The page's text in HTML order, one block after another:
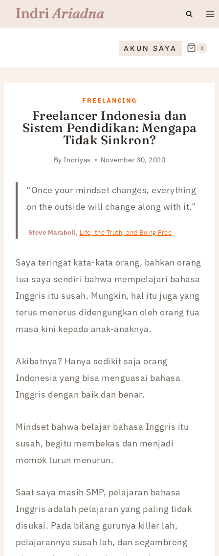
Skip
AKUN SAYA 0
FREELANCING
Freelancer Indonesia dan
Sistem Pendidikan: Mengapa
Tidak Sinkron?
By Indriyas November 30, 2020
“Once your mindset changes, everything
on the outside will change along with it.”
Steve Maraboli, Life, the Truth, and Being Free
Saya teringat kata-kata orang, bahkan orang
tua saya sendiri bahwa mempelajari bahasa
Inggris itu susah. Mungkin, hal itu juga yang
terus menerus didengungkan oleh orang tua
masa kini kepada anak-anaknya.
Akibatnya? Hanya sedikit saja orang
Indonesia yang bisa menguasai bahasa
Inggris dengan baik dan benar.
Mindset bahwa belajar bahasa Inggris itu
susah, begitu membekas dan menjadi
momok turun menurun.
Saat saya masih SMP, pelajaran bahasa
Inggris adalah pelajaran yang paling tidak
disukai. Pada bilang gurunya killer lah,
pelajarannya susah lah, dan segambreng